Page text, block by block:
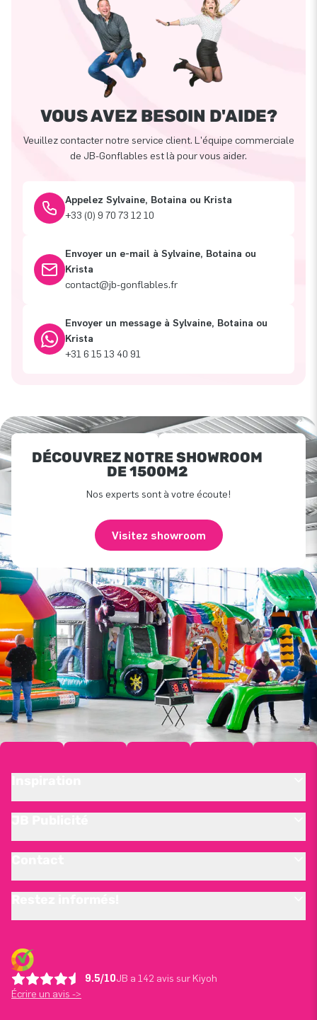
VOUS AVEZ BESOIN D'AIDE?
Veuillez contacter notre service client. L'équipe commerciale
de JB-Gonflables est là pour vous aider.
Appelez Sylvaine, Botaina ou Krista
+33 (0) 9 70 73 12 10
Envoyer un e-mail à Sylvaine, Botaina ou
Krista
contact@jb-gonflables.fr
Envoyer un message à Sylvaine, Botaina ou
Krista
+31 6 15 13 40 91
DÉCOUVREZ NOTRE SHOWROOM
DE 1500M2
Nos experts sont à votre écoute!
Visitez showroom
9.5/10JB a 142 avis sur Kiyoh
Écrire un avis ->